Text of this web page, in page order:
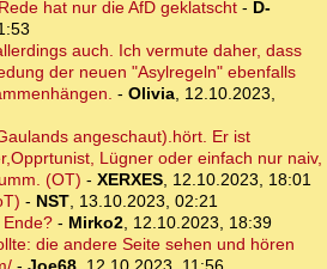
hat nur die AfD geklatscht- D-
auch. Ich vermute daher, dass
der neuen "Asylregeln" ebenfalls
- Olivia, 12.10.2023,
angeschaut).hört. Er ist
Lügner oder einfach nur naiv,
(OT) - XERXES, 12.10.2023, 18:01
- NST, 13.10.2023, 02:21
- Mirko2, 12.10.2023, 18:39
die andere Seite sehen und hören